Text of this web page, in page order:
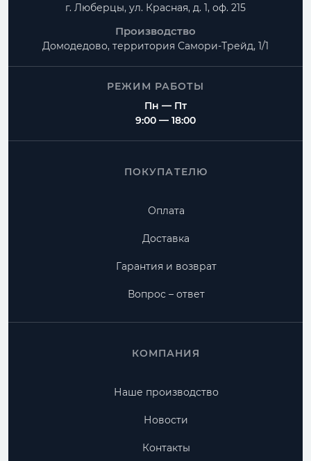
г. Люберцы, ул. Красная, д. 1, оф. 215
Производство
Домодедово, территория Самори-Трейд, 1/1
РЕЖИМ РАБОТЫ
Пн — Пт
9:00 — 18:00
ПОКУПАТЕЛЮ
Оплата
Доставка
Гарантия и возврат
Вопрос – ответ
КОМПАНИЯ
Наше производство
Новости
Контакты